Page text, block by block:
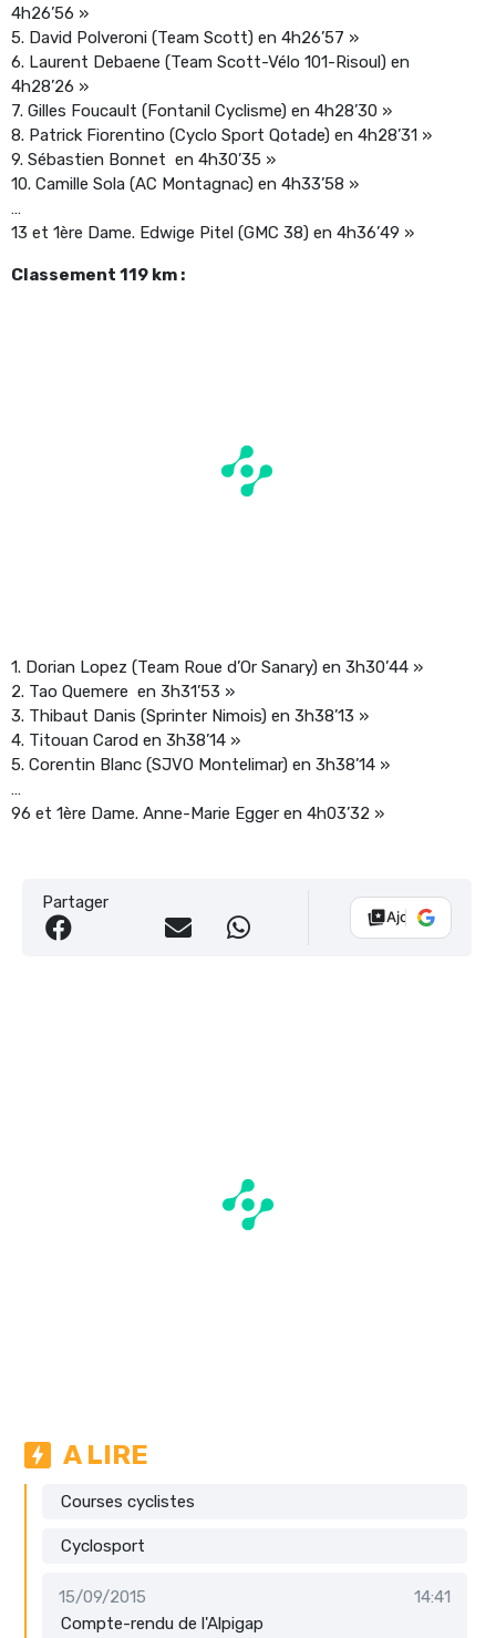
4h26’56 »
5. David Polveroni (Team Scott) en 4h26’57 »
6. Laurent Debaene (Team Scott-Vélo 101-Risoul) en
4h28’26 »
7. Gilles Foucault (Fontanil Cyclisme) en 4h28’30 »
8. Patrick Fiorentino (Cyclo Sport Qotade) en 4h28’31 »
9. Sébastien Bonnet en 4h30’35 »
10. Camille Sola (AC Montagnac) en 4h33’58 »
…
13 et 1ère Dame. Edwige Pitel (GMC 38) en 4h36’49 »
Classement 119 km :
1. Dorian Lopez (Team Roue d’Or Sanary) en 3h30’44 »
2. Tao Quemere en 3h31’53 »
3. Thibaut Danis (Sprinter Nimois) en 3h38’13 »
4. Titouan Carod en 3h38’14 »
5. Corentin Blanc (SJVO Montelimar) en 3h38’14 »
…
96 et 1ère Dame. Anne-Marie Egger en 4h03’32 »
Partager
Ajouter Vélo
A LIRE
Courses cyclistes
Cyclosport
15/09/2015
14:41
Compte-rendu de l'Alpigap